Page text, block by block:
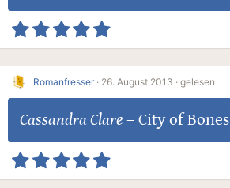
Romanfresser · 26. August 2013 · gelesen
Cassandra Clare– City of Bones